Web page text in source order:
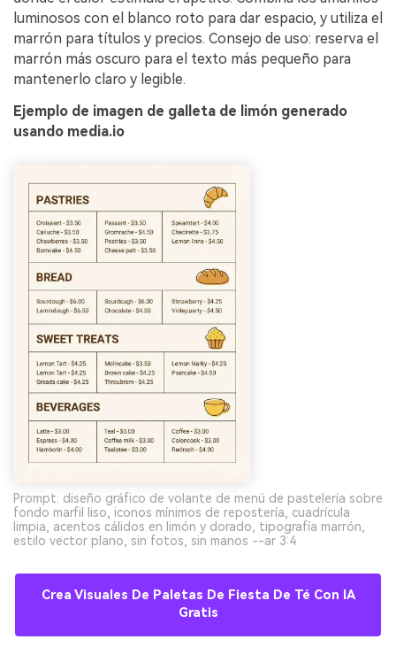
luminosos con el blanco roto para dar espacio, y utiliza el
marrón para títulos y precios. Consejo de uso: reserva el
marrón más oscuro para el texto más pequeño para
mantenerlo claro y legible.
Ejemplo de imagen de galleta de limón generado
usando media.io
Prompt: diseño gráfico de volante de menú de pastelería sobre
fondo marfil liso, iconos mínimos de repostería, cuadrícula
limpia, acentos cálidos en limón y dorado, tipografía marrón,
estilo vector plano, sin fotos, sin manos --ar 3:4
Crea Visuales De Paletas De Fiesta De Té Con IA
Gratis